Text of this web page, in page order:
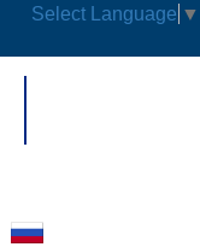
Select Language ▼